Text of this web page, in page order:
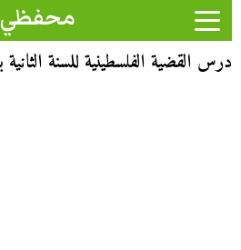
محفظي
درس القضية الفلسطينية للسنة الثانية